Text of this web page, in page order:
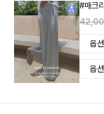
#매크